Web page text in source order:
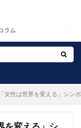
ラム
女性は世界を変える」シ